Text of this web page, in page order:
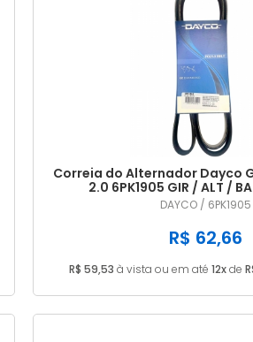
Correia do Alternador Dayco
2.0 6PK1905 GIR / ALT /
DAYCO / 6PK1905
R$ 62,66
R$ 59,53 à vista ou em até 12xde